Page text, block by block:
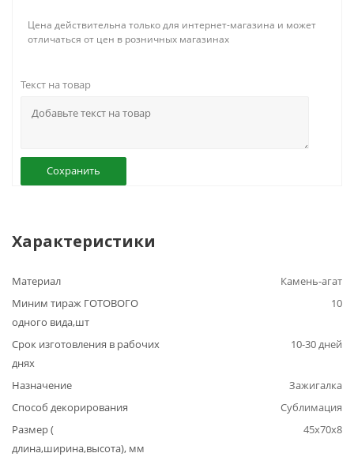
Цена действительна только для интернет-магазина и может
отличаться от цен в розничных магазинах
Текст на товар
Сохранить
Характеристики
Материал
Камень-агат
Миним тираж ГОТОВОГО
одного вида,шт
10
Срок изготовления в рабочих
днях
10-30 дней
Назначение
Зажигалка
Способ декорирования
Сублимация
Размер (
длина,ширина,высота), мм
45х70х8